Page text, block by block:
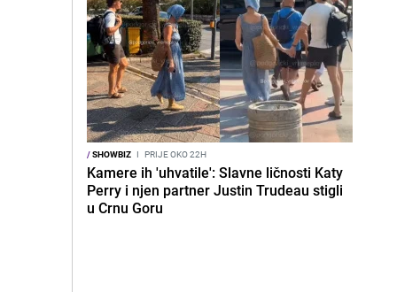
/SHOWBIZ I PRIJE OKO 22H
Kamere ih 'uhvatile': Slavne ličnosti Katy
Perry i njen partner Justin Trudeau stigli
u Crnu Goru